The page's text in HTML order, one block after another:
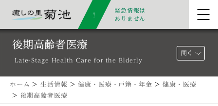
緊急情報は
ありません
後期高齢者医療
Late-Stage Health Care for the Elderly
開く
ホーム >生活情報 >健康・医療・戸籍・年金 >健康・医療
> 後期高齢者医療